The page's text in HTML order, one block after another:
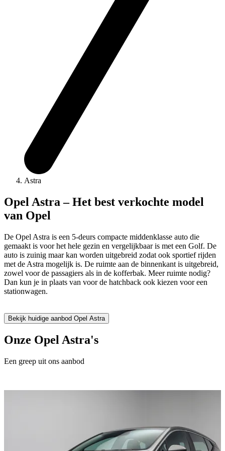
Astra
Opel Astra – Het best verkochte model
van Opel
De Opel Astra is een 5-deurs compacte middenklasse auto die
gemaakt is voor het hele gezin en vergelijkbaar is met een Golf. De
auto is zuinig maar kan worden uitgebreid zodat ook sportief rijden
met de Astra mogelijk is. De ruimte aan de binnenkant is uitgebreid,
zowel voor de passagiers als in de kofferbak. Meer ruimte nodig?
Dan kun je in plaats van voor de hatchback ook kiezen voor een
stationwagen.
Bekijk huidige aanbod Opel Astra
Onze Opel Astra's
Een greep uit ons aanbod